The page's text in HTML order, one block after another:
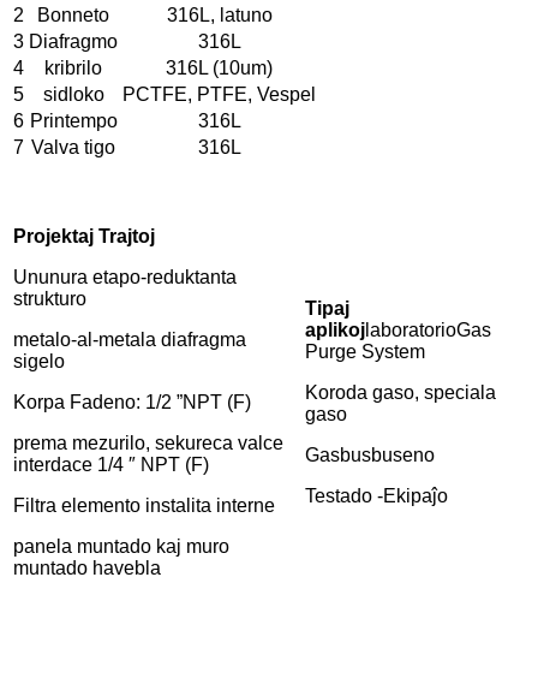
2
Bonneto
316L, latuno
3 Diafragmo
316L
4
kribrilo
316L (10um)
5
sidloko
PCTFE, PTFE, Vespel
6 Printempo
316L
7 Valva tigo 316L
Projektaj Trajtoj
Ununura etapo-reduktanta
strukturo
metalo-al-metala diafragma
sigelo
Korpa Fadeno: 1/2 ”NPT (F)
prema mezurilo, sekureca valce
interdace 1/4 ″ NPT (F)
Filtra elemento instalita interne
panela muntado kaj muro
muntado havebla
Tipaj
aplikoj laboratorioGas
Purge System
Koroda gaso, speciala
gaso
Gasbusbuseno
Testado -Ekipaĵo